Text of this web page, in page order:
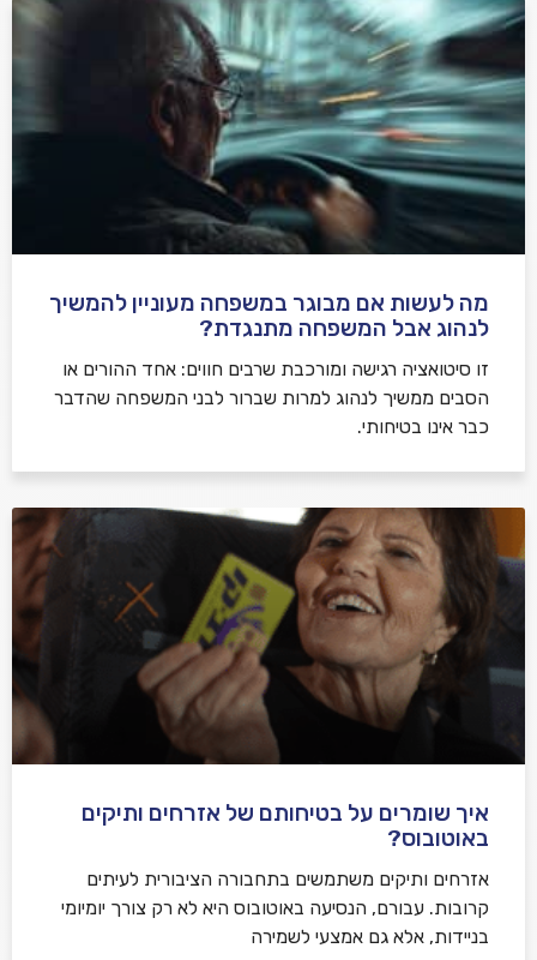
מה לעשות אם מבוגר במשפחה מעוניין להמשיך
לנהוג אבל המשפחה מתנגדת?
זו סיטואציה רגישה ומורכבת שרבים חווים: אחד ההורים או
הסבים ממשיך לנהוג למרות שברור לבני המשפחה שהדבר
כבר אינו בטיחותי.
איך שומרים על בטיחותם של אזרחים ותיקים
באוטובוס?
אזרחים ותיקים משתמשים בתחבורה הציבורית לעיתים
קרובות. עבורם, הנסיעה באוטובוס היא לא רק צורך יומיומי
בניידות, אלא גם אמצעי לשמירה